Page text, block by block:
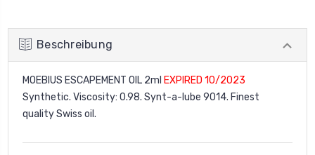
Beschreibung
MOEBIUS ESCAPEMENT OIL 2ml EXPIRED 10/2023
Synthetic. Viscosity: 0.98. Synt-a-lube 9014. Finest
quality Swiss oil.